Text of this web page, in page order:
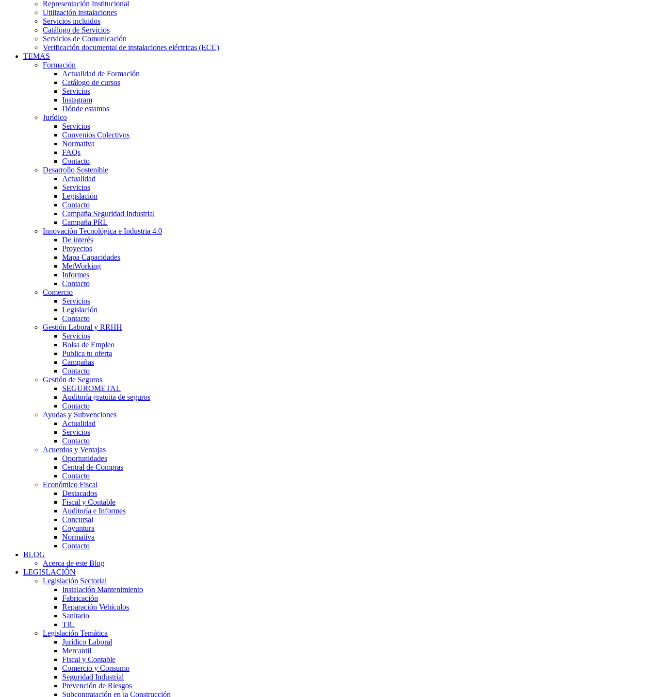
Representación Institucional
Utilización instalaciones
Servicios incluidos
Catálogo de Servicios
Servicios de Comunicación
Verificación documental de instalaciones eléctricas (ECC)
TEMAS
Formación
Actualidad de Formación
Catálogo de cursos
Servicios
Instagram
Dónde estamos
Jurídico
Servicios
Convenios Colectivos
Normativa
FAQs
Contacto
Desarrollo Sostenible
Actualidad
Servicios
Legislación
Contacto
Campaña Seguridad Industrial
Campaña PRL
Innovación Tecnológica e Industria 4.0
De interés
Proyectos
Mapa Capacidades
MetWorking
Informes
Contacto
Comercio
Servicios
Legislación
Contacto
Gestión Laboral y RRHH
Servicios
Bolsa de Empleo
Publica tu oferta
Campañas
Contacto
Gestión de Seguros
SEGUROMETAL
Auditoría gratuita de seguros
Contacto
Ayudas y Subvenciones
Actualidad
Servicios
Contacto
Acuerdos y Ventajas
Oportunidades
Central de Compras
Contacto
Económico Fiscal
Destacados
Fiscal y Contable
Auditoría e Informes
Concursal
Coyuntura
Normativa
Contacto
BLOG
Acerca de este Blog
LEGISLACIÓN
Legislación Sectorial
Instalación Mantenimiento
Fabricación
Reparación Vehículos
Sanitario
TIC
Legislación Temática
Jurídico Laboral
Mercantil
Fiscal y Contable
Comercio y Consumo
Seguridad Industrial
Prevención de Riesgos
Subcontratación en la Construcción